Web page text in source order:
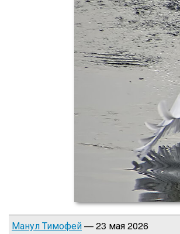
Манул Тимофей— 23 мая 2026